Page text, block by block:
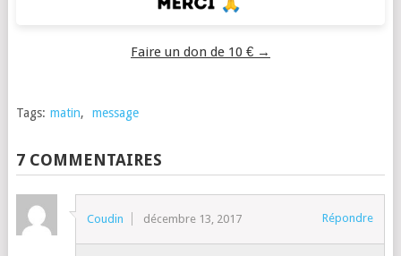
Faire un don de 10 € →
Tags: matin, message
7 COMMENTAIRES
Coudin décembre 13, 2017 Répondre